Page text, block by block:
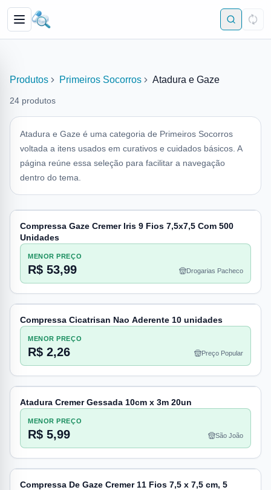
Produtos Primeiros Socorros Atadura e Gaze
24 produtos
Atadura e Gaze é uma categoria de Primeiros Socorros
voltada a itens usados em curativos e cuidados básicos. A
página reúne essa seleção para facilitar a navegação
dentro do tema.
Compressa Gaze Cremer Iris 9 Fios 7,5x7,5 Com 500
Unidades
MENOR PREÇO
R$ 53,99 Drogarias Pacheco
Compressa Cicatrisan Nao Aderente 10 unidades
MENOR PREÇO
R$ 2,26 Preço Popular
Atadura Cremer Gessada 10cm x 3m 20un
MENOR PREÇO
R$ 5,99 São João
Compressa De Gaze Cremer 11 Fios 7,5 x 7,5 cm, 5